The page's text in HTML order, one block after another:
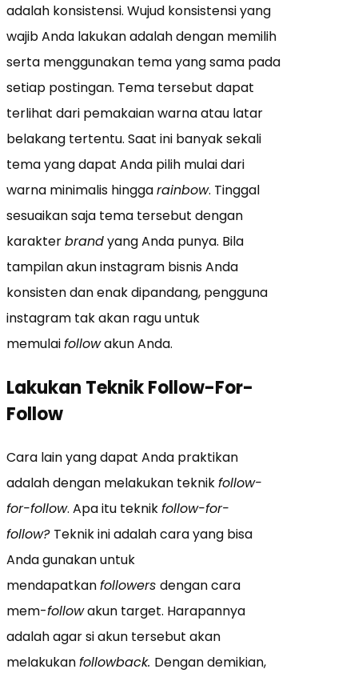
adalah konsistensi. Wujud konsistensi yang
wajib Anda lakukan adalah dengan memilih
serta menggunakan tema yang sama pada
setiap postingan. Tema tersebut dapat
terlihat dari pemakaian warna atau latar
belakang tertentu. Saat ini banyak sekali
tema yang dapat Anda pilih mulai dari
warna minimalis hinggarainbow. Tinggal
sesuaikan saja tema tersebut dengan
karakterbrandyang Anda punya. Bila
tampilan akun instagram bisnis Anda
konsisten dan enak dipandang, pengguna
instagram tak akan ragu untuk
memulaifollowakun Anda.
Lakukan Teknik Follow-For-
Follow
Cara lain yang dapat Anda praktikan
adalah dengan melakukan teknikfollow-
for-follow. Apa itu teknikfollow-for-
follow? Teknik ini adalah cara yang bisa
Anda gunakan untuk
mendapatkanfollowers dengan cara
mem-followakun target. Harapannya
adalah agar si akun tersebut akan
melakukanfollowback. Dengan demikian,